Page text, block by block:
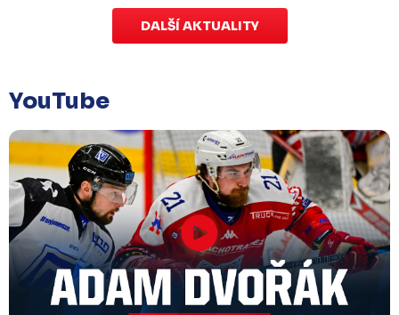
Zápas dorostu je odložen
které se mělo odehrát v pátek 30. ledna ve 14:15,
odloženo!Odehraje se v náhradním termínu, o
kterém se bude jednat.
Náhradní termín 32. kola
Úterý 27. ledna |Utkání 32. kola v Písku, které se
mělo původně odehrát 31. ledna, bylo z důvodu
marodky Králůodloženo. Kluby se domluvily na
náhradním termínu, Bruslaři se s Pískem utkají
venkuv pondělí 16. února od 18:00.
DALŠÍ AKTUALITY
YouTube